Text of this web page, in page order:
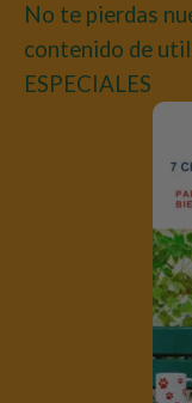
No te pierdas
contenido de
ESPECIALES